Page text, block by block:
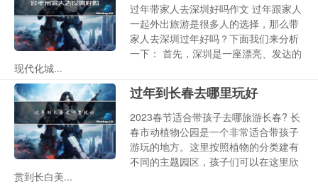
过年带家人去深圳好吗作文 过年跟家人
一起外出旅游是很多人的选择，那么带
家人去深圳过年好吗？下面我们来分析
一下： 首先，深圳是一座漂亮、发达的
现代化城...
过年到长春去哪里玩好
2023春节适合带孩子去哪旅游长春? 长
春市动植物公园是一个非常适合带孩子
游玩的地方。这里按照植物的分类建有
不同的主题园区，孩子们可以在这里欣
赏到长白美...